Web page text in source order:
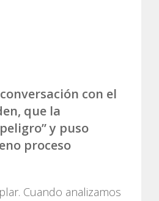
con el
que la
y puso
proceso
Cuando analizamos